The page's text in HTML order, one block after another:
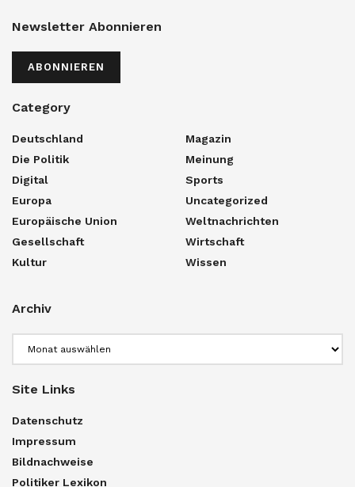
Newsletter Abonnieren
ABONNIEREN
Category
Deutschland
Die Politik
Digital
Europa
Europäische Union
Gesellschaft
Kultur
Magazin
Meinung
Sports
Uncategorized
Weltnachrichten
Wirtschaft
Wissen
Archiv
Site Links
Datenschutz
Impressum
Bildnachweise
Politiker Lexikon